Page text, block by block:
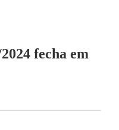
fecha em